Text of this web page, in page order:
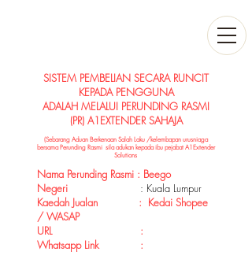
SISTEM PEMBELIAN SECARA RUNCIT
KEPADA PENGGUNA
ADALAH MELALUI PERUNDING RASMI
(PR) A1EXTENDER SAHAJA
(Sebarang Aduan Berkenaan Salah Laku /kelembapan urusniaga
bersama Perunding Rasmi sila adukan kepada ibu pejabat A1Extender
Solutions
Nama Perunding Rasmi : Beego
Negeri
: Kuala Lumpur
Kaedah Jualan : Kedai Shopee
/ WASAP
URL :
Whatsapp Link :